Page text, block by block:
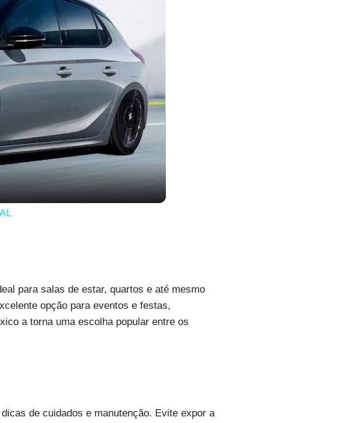
para salas de estar, quartos e até mesmo
opção para eventos e festas,
a torna uma escolha popular entre os
de cuidados e manutenção. Evite expor a